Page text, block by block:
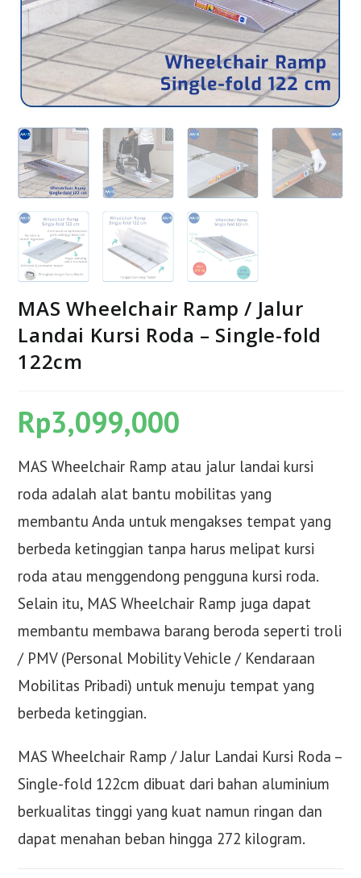
MAS Wheelchair Ramp / Jalur
Landai Kursi Roda – Single-fold
122cm
Rp3,099,000
MAS Wheelchair Ramp atau jalur landai kursi
roda adalah alat bantu mobilitas yang
membantu Anda untuk mengakses tempat yang
berbeda ketinggian tanpa harus melipat kursi
roda atau menggendong pengguna kursi roda.
Selain itu, MAS Wheelchair Ramp juga dapat
membantu membawa barang beroda seperti troli
/ PMV (Personal Mobility Vehicle / Kendaraan
Mobilitas Pribadi) untuk menuju tempat yang
berbeda ketinggian.
MAS Wheelchair Ramp / Jalur Landai Kursi Roda –
Single-fold 122cm dibuat dari bahan aluminium
berkualitas tinggi yang kuat namun ringan dan
dapat menahan beban hingga 272 kilogram.